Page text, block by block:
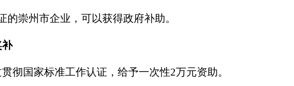
崇州市企业，可以获得政府补助。
彻国家标准工作认证，给予一次性2万元资助。